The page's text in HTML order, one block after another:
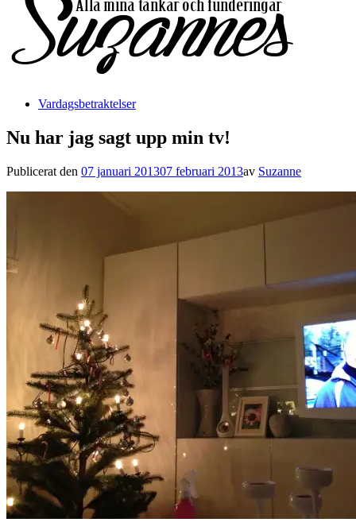
Vardagsbetraktelser
Nu har jag sagt upp min tv!
Publicerat den 07 januari 201307 februari 2013av Suzanne